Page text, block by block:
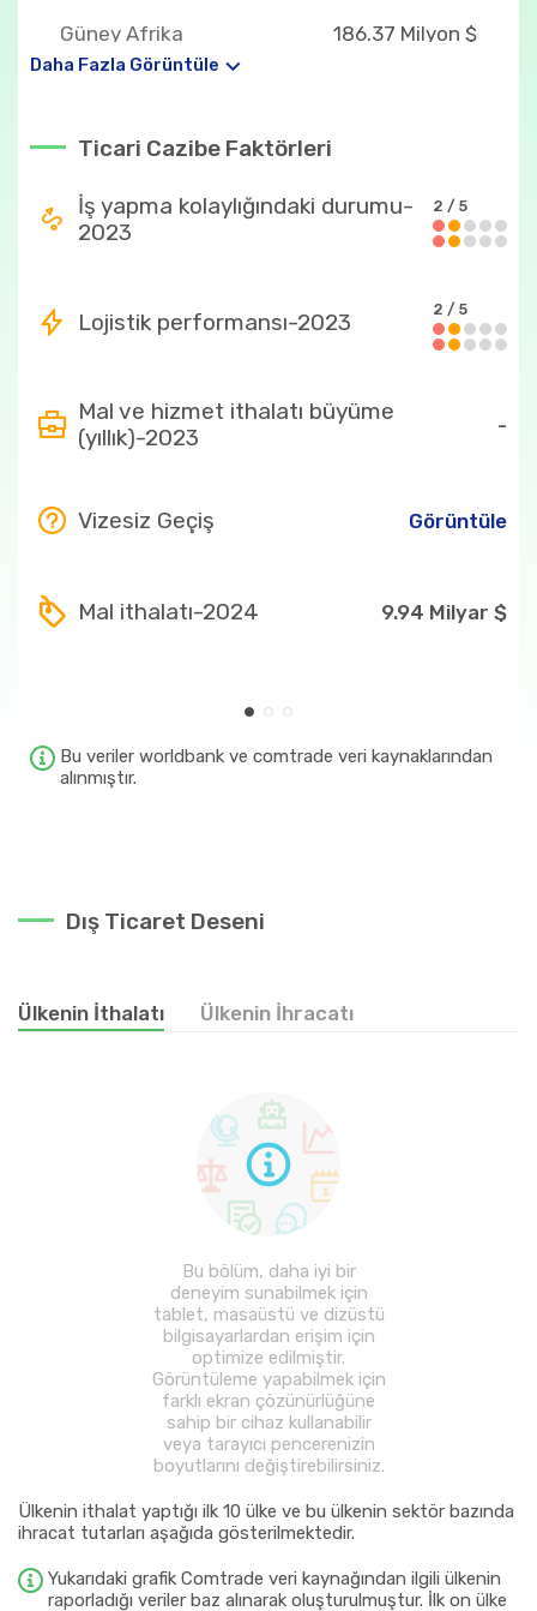
Güney Afrika
Cumhuriyeti
186.37 Milyon $
Tanzanya
Mısır
141.95 Milyon $
545.32 Milyon $
519.53 Milyon $
271012
505.87 Milyon $
84
24
569.93 Milyon $
7
82.93 Milyon $
Daha Fazla Görüntüle
Ticari Cazibe Faktörleri
İş yapma kolaylığındaki durumu-
2023
2 / 5
Lojistik performansı-2023 2 / 5
Mal ve hizmet ithalatı büyüme
(yıllık)-2023
-
Vizesiz Geçiş Görüntüle
Mal ithalatı-2024 9.94 Milyar $
Bu veriler worldbank ve comtrade veri kaynaklarından
alınmıştır.
Dış Ticaret Deseni
Ülkenin İthalatı Ülkenin İhracatı
Bu bölüm, daha iyi bir
deneyim sunabilmek için
tablet, masaüstü ve dizüstü
bilgisayarlardan erişim için
optimize edilmiştir.
Görüntüleme yapabilmek için
farklı ekran çözünürlüğüne
sahip bir cihaz kullanabilir
veya tarayıcı pencerenizin
boyutlarını değiştirebilirsiniz.
Ülkenin ithalat yaptığı ilk 10 ülke ve bu ülkenin sektör bazında
ihracat tutarları aşağıda gösterilmektedir.
Yukarıdaki grafik Comtrade veri kaynağından ilgili ülkenin
raporladığı veriler baz alınarak oluşturulmuştur. İlk on ülke